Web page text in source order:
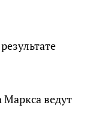
Маркса ведут